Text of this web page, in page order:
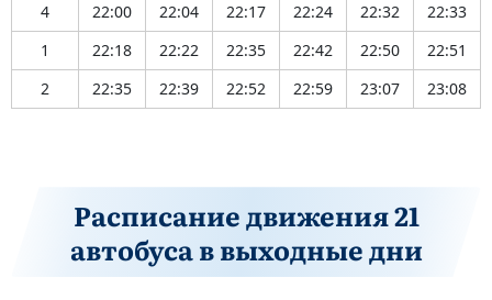
4
22:00 22:04 22:17 22:24 22:32
22:33
1
22:18 22:22 22:35 22:42 22:50
22:51
2
22:35 22:39 22:52 22:59 23:07 23:08
Расписание движения 21
автобуса в выходные дни